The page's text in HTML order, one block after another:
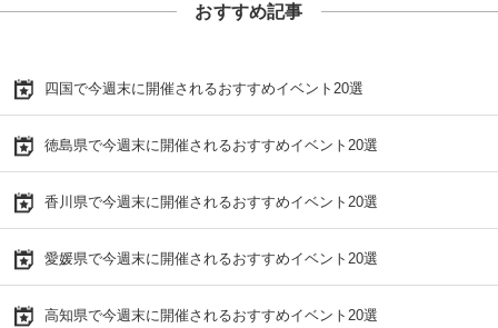
おすすめ記事
四国で今週末に開催されるおすすめイベント20選
徳島県で今週末に開催されるおすすめイベント20選
香川県で今週末に開催されるおすすめイベント20選
愛媛県で今週末に開催されるおすすめイベント20選
高知県で今週末に開催されるおすすめイベント20選